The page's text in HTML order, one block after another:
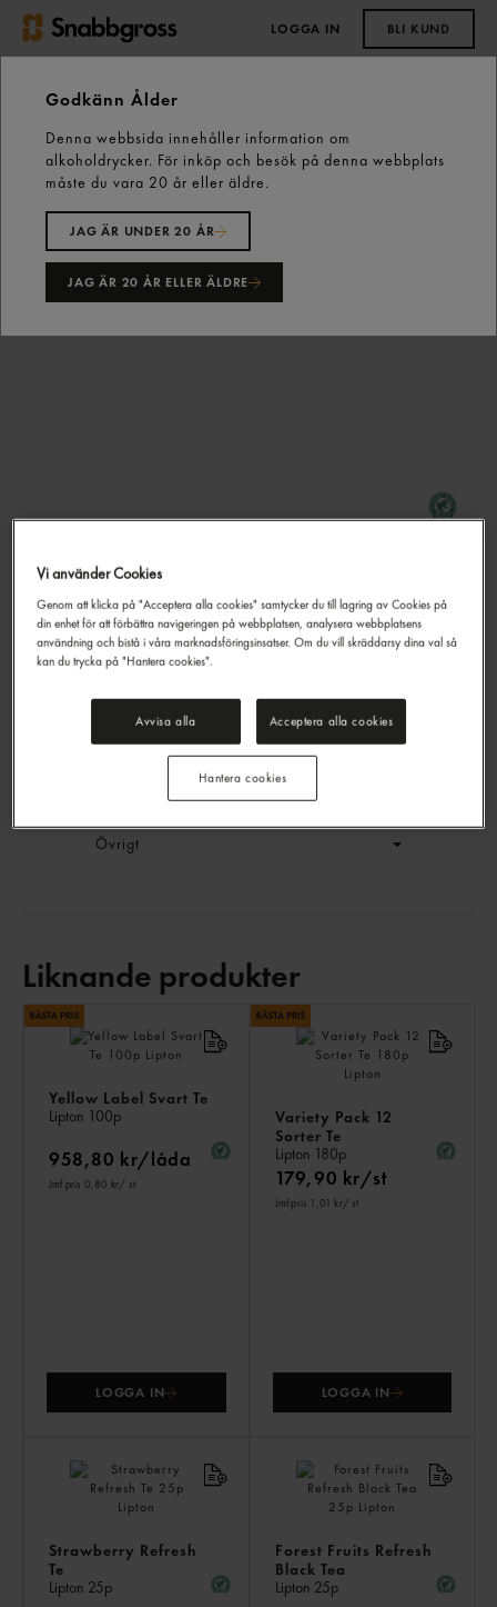
LOGGA IN BLI KUND
Start Kaffe, Te & Tillbehör
Te
Citrus Balance Green Tea 25p Lipton
Lipton25p
EAN: 8720608021543
Generell produktinfo
Övrigt
Liknande produkter
Yellow Label Svart Te
Lipton 100p
958,80 kr/låda
Jmf.pris 0,80 kr/ st
LOGGA IN
Variety Pack 12
Sorter Te
Lipton 180p
179,90 kr/st
Jmf.pris 1,01 kr/ st
LOGGA IN
Strawberry Refresh
Te
Lipton 25p
Forest Fruits Refresh
Black Tea
Lipton 25p
Godkänn Ålder
Denna webbsida innehåller information om
alkoholdrycker. För inköp och besök på denna webbplats
måste du vara 20 år eller äldre.
JAG ÄR UNDER 20 ÅR
JAG ÄR 20 ÅR ELLER ÄLDRE
Vi använder Cookies
Genom att klicka på "Acceptera alla cookies" samtycker du till lagring av Cookies på
din enhet för att förbättra navigeringen på webbplatsen, analysera webbplatsens
användning och bistå i våra marknadsföringsinsatser. Om du vill skräddarsy dina val så
kan du trycka på "Hantera cookies".
Avvisa alla Acceptera alla cookies
Hantera cookies